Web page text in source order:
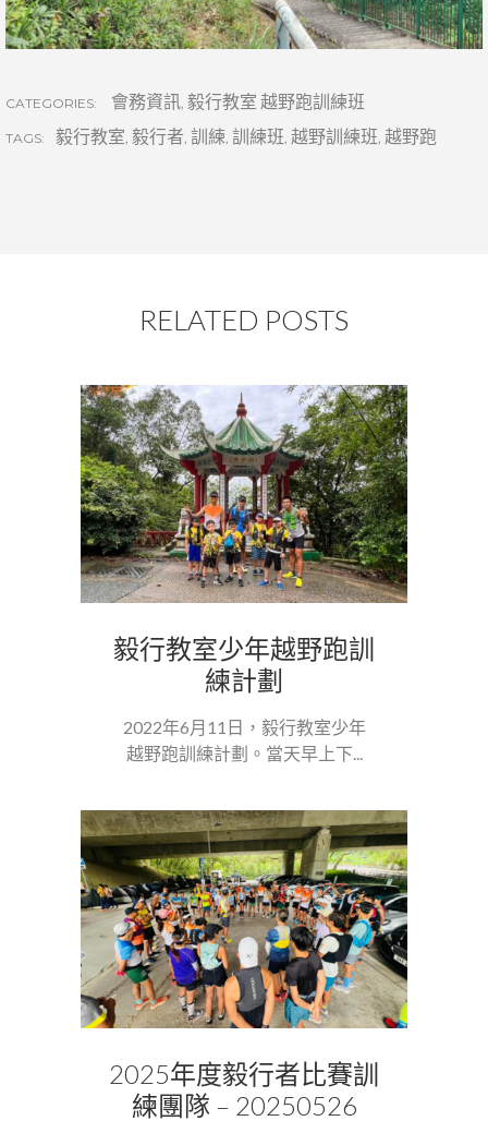
CATEGORIES: 會務資訊, 毅行教室 越野跑訓練班
TAGS: 毅行教室, 毅行者, 訓練, 訓練班, 越野訓練班, 越野跑
RELATED POSTS
毅行教室少年越野跑訓
練計劃
2022年6月11日，毅行教室少年
越野跑訓練計劃。當天早上下...
2025年度毅行者比賽訓
練團隊 – 20250526